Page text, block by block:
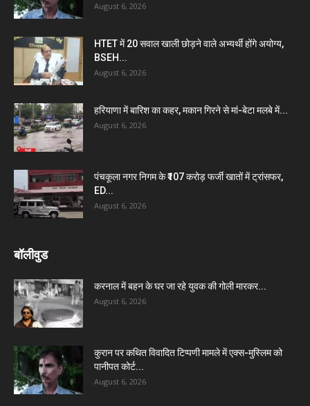
August 6, 2026
HTET में 20 सवाल खाली छोड़ने वाले अभ्यर्थी होंगे अयोग्य,
BSEH...
August 6, 2026
हरियाणा में बारिश का कहर, मकान गिरने से मां-बेटा मलबे में...
August 6, 2026
पंचकूला नगर निगम के ₹107 करोड़ फर्जी खातों में ट्रांसफर,
ED...
August 6, 2026
बॉलीवुड
करनाल में बहन के घर जा रहे युवक की गोली मारकर...
August 6, 2026
कुरान पर कथित विवादित टिप्पणी मामले में एक्स-मुस्लिम को
पानीपत कोर्ट...
August 6, 2026